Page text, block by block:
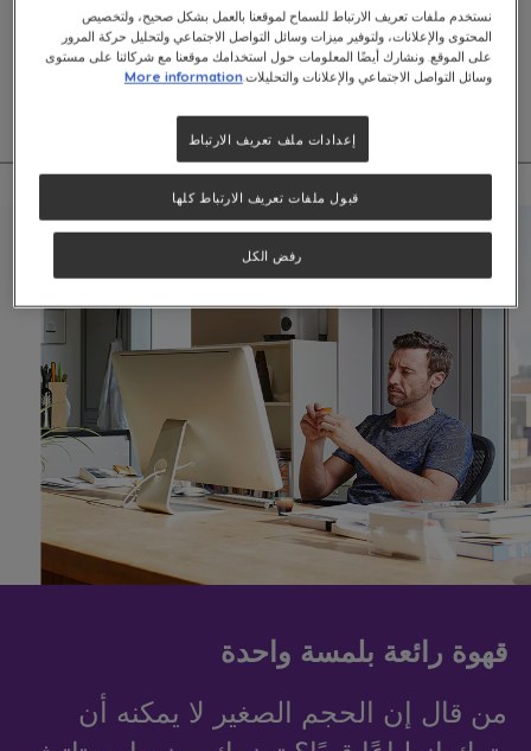
تتميَّز ماكينة Genio S بما هو أكثر من تصميم عصري ورائع. فهي تمنحك تحكُّمًا كاملًا
لتحضير مجموعة متنوعة من المشروبات بنفس جودة المقاهي حسب المذاق الذي
تفضّله وبسهولة تامة. متوفرة في لونين.
قهوة رائعة بلمسة واحدة
من قال إن الحجم الصغير لا يمكنه أن
نستخدم ملفات تعريف الارتباط للسماح لموقعنا بالعمل بشكل صحيح، ولتخصيص
المحتوى والإعلانات، ولتوفير ميزات وسائل التواصل الاجتماعي ولتحليل حركة المرور
على الموقع. ونشارك أيضًا المعلومات حول استخدامك موقعنا مع شركائنا على مستوى
وسائل التواصل الاجتماعي والإعلانات والتحليلات.More information
إعدادات ملف تعريف الارتباط
رفض الكل
قبول ملفات تعريف الارتباط كلها